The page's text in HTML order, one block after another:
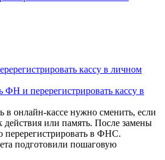
ФН и перерегистрировать кассу в
в онлайн-кассе нужно сменить, если
действия или память. После замены
перерегистрировать в ФНС.
подготовили пошаговую